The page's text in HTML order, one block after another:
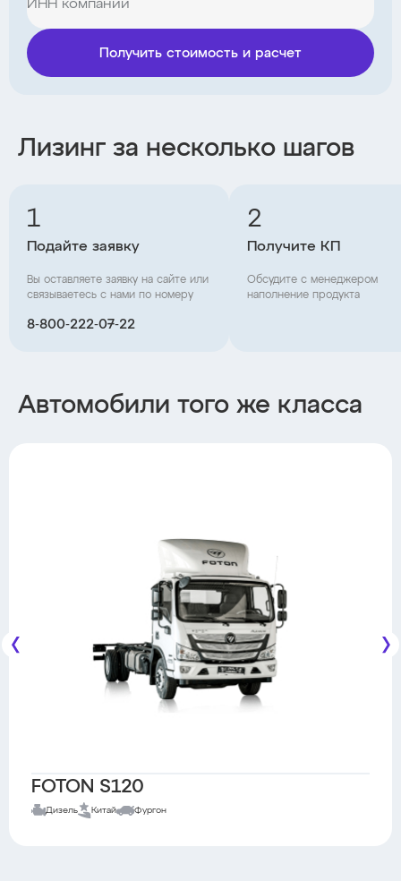
Получить стоимость и расчет
Лизинг за несколько шагов
1
Подайте заявку
Вы оставляете заявку на сайте или
связываетесь с нами по номеру
8‑800‑222‑07‑22
2
Получите КП
Обсудите с менеджером
наполнение продукта
Автомобили того же класса
FOTON S120
Дизель Китай Фургон